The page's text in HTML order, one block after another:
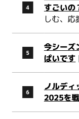
すごいの
しむ、
今シーズ
ぱいです
ノルディ
2025を